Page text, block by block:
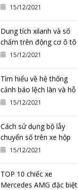
trên xe Mazda
15/12/2021
Dung tích xilanh và số
chấm trên động cơ ô tô
có ý nghĩa gì?
15/12/2021
Tìm hiểu về hệ thống
cảnh báo lệch làn và hỗ
trợ duy trì làn đường
15/12/2021
Cách sử dụng bộ lẫy
chuyển số trên xe hộp
số tự động ô tô
15/12/2021
TOP 10 chiếc xe
Mercedes AMG đặc biệt